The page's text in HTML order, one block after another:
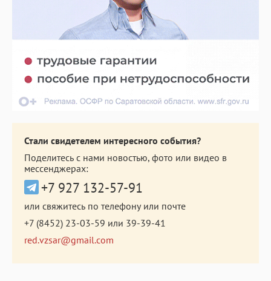
Стали свидетелем интересного события?
Поделитесь с нами новостью, фото или видео в
мессенджерах:
+7 927 132-57-91
или свяжитесь по телефону или почте
+7 (8452) 23-03-59 или 39-39-41
red.vzsar@gmail.com